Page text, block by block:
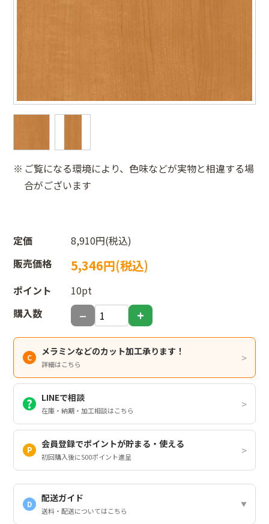
ご覧になる環境により、色味などが実物と相違する場
合がございます
定価
8,910円(税込)
販売価格
5,346円(税込)
ポイント
10pt
購入数
メラミンなどのカット加工承ります！
詳細はこちら
LINEで相談
在庫・納期・加工相談はこちら
会員登録でポイントが貯まる・使える
初回購入後に500ポイント進呈
D
配送ガイド
送料・配送についてはこちら